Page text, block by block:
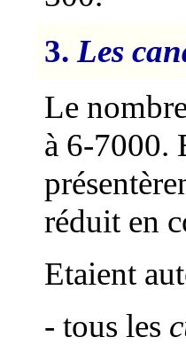
3. Les
Le
à 6-7000.
réduit en
Etaient
- tous les